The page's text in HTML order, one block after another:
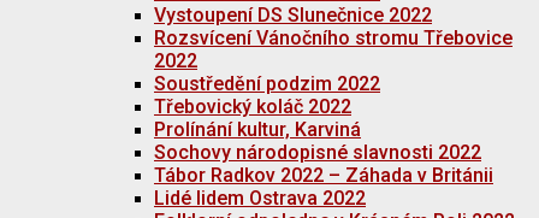
Vystoupení DS Slunečnice 2022
Rozsvícení Vánočního stromu Třebovice
2022
Soustředění podzim 2022
Třebovický koláč 2022
Prolínání kultur, Karviná
Sochovy národopisné slavnosti 2022
Tábor Radkov 2022 – Záhada v Británii
Lidé lidem Ostrava 2022